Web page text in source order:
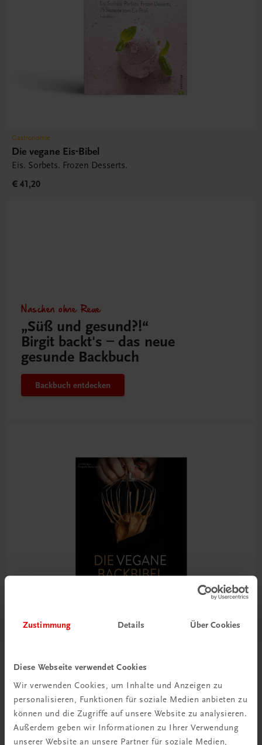
Zustimmung Details Über Cookies
Diese Webseite verwendet Cookies
Wir verwenden Cookies, um Inhalte und Anzeigen zu
personalisieren, Funktionen für soziale Medien anbieten zu
können und die Zugriffe auf unsere Website zu analysieren.
Außerdem geben wir Informationen zu Ihrer Verwendung
unserer Website an unsere Partner für soziale Medien,
Gastronomie
Die vegane Eis-Bibel
Eis. Sorbets. Frozen Desserts.
€ 41,20
Naschen ohne Reue
„Süß und gesund?!“
Birgit backt's – das neue
gesunde Backbuch
Backbuch entdecken
Die vegane Backbibel
100 internationale Rezepte der modernen Patisserie
€ 51,40